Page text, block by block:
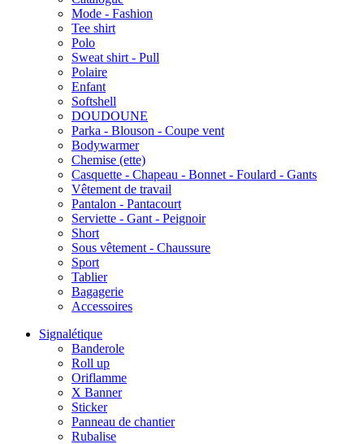
Mode - Fashion
Tee shirt
Polo
Sweat shirt - Pull
Polaire
Enfant
Softshell
DOUDOUNE
Parka - Blouson - Coupe vent
Bodywarmer
Chemise (ette)
Casquette - Chapeau - Bonnet - Foulard - Gants
Vêtement de travail
Pantalon - Pantacourt
Serviette - Gant - Peignoir
Short
Sous vêtement - Chaussure
Sport
Tablier
Bagagerie
Accessoires
Signalétique
Banderole
Roll up
Oriflamme
X Banner
Sticker
Panneau de chantier
Rubalise